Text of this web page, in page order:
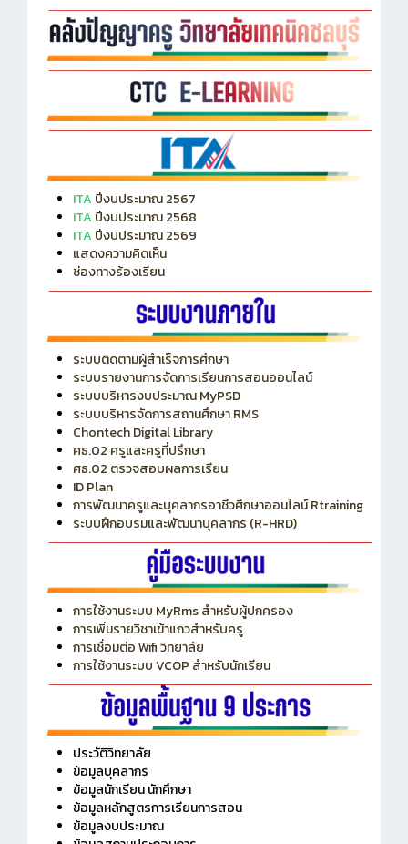
ITA ปีงบประมาณ 2567
ITA ปีงบประมาณ 2568
ITA ปีงบประมาณ 2569
แสดงความคิดเห็น
ช่องทางร้องเรียน
ระบบติดตามผู้สำเร็จการศึกษา
ระบบรายงานการจัดการเรียนการสอนออนไลน์
ระบบบริหารงบประมาณ MyPSD
ระบบบริหารจัดการสถานศึกษา RMS
Chontech Digital Library
ศธ.02 ครูและครูที่ปรึกษา
ศธ.02 ตรวจสอบผลการเรียน
ID Plan
การพัฒนาครูและบุคลากรอาชีวศึกษาออนไลน์ Rtraining
ระบบฝึกอบรมและพัฒนาบุคลากร (R-HRD)
การใช้งานระบบ MyRms สำหรับผู้ปกครอง
การเพิ่มรายวิชาเข้าแถวสำหรับครู
การเชื่อมต่อ Wifi วิทยาลัย
การใช้งานระบบ VCOP สำหรับนักเรียน
ประวัติวิทยาลัย
ข้อมูลบุคลากร
ข้อมูลนักเรียน นักศึกษา
ข้อมูลหลักสูตรการเรียนการสอน
ข้อมูลงบประมาณ